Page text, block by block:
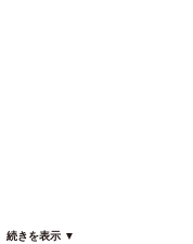
続きを表示 ▼